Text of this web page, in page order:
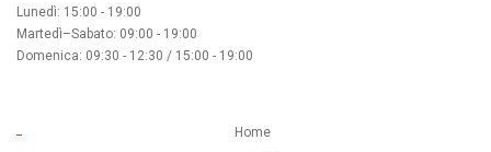
Lunedì: 15:00 - 19:00
Martedì–Sabato: 09:00 - 19:00
Domenica: 09:30 - 12:30 / 15:00 - 19:00
Home